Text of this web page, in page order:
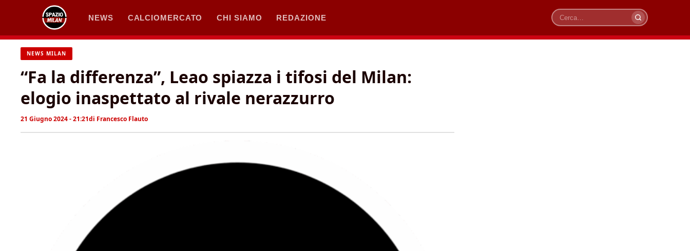
contenuto
NEWS CALCIOMERCATO CHI SIAMO REDAZIONE
Cerca
NEWS MILAN
“Fa la differenza”, Leao spiazza i tifosi del Milan:
elogio inaspettato al rivale nerazzurro
21 Giugno 2024 - 21:21di Francesco Flauto